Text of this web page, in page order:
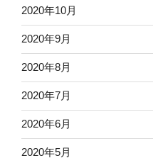
2020年10月
2020年9月
2020年8月
2020年7月
2020年6月
2020年5月